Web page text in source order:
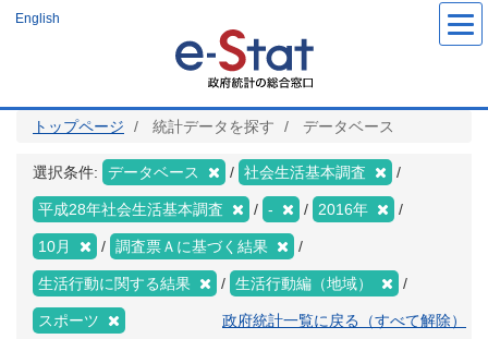
ツ
English
トップページ 統計データを探す データベース
選択条件: データベース 社会生活基本調査
平成28年社会生活基本調査 - 2016年
10月 調査票Ａに基づく結果
生活行動に関する結果 生活行動編（地域）
スポーツ 政府統計一覧に戻る（すべて解除）